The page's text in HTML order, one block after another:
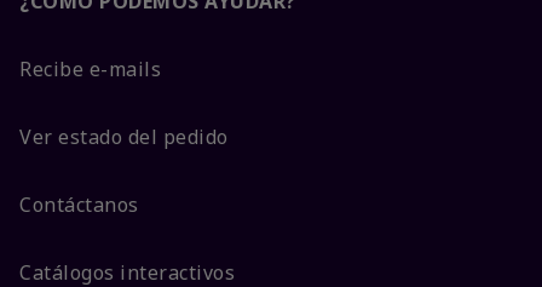
Recibe e-mails
Ver estado del pedido
Contáctanos
Catálogos interactivos